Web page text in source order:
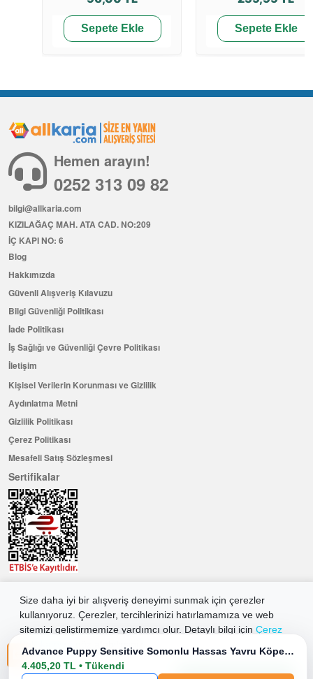
Sepete Ekle Sepete Ekle
Advance Puppy Sensitive Somonlu Hassas Yavru Köpek Maması 12 Kg
4.405,20 TL • Tükendi
Size daha iyi bir alışveriş deneyimi sunmak için çerezler
kullanıyoruz. Çerezler, tercihlerinizi hatırlamamıza ve web
sitemizi geliştirmemize yardımcı olur. Detaylı bilgi için Çerez
Tüm Çerezleri Kabul Et
Hemen arayın!
0252 313 09 82
bilgi@allkaria.com
KIZILAĞAÇ MAH. ATA CAD. NO:209
İÇ KAPI NO: 6
Blog
Hakkımızda
Güvenli Alışveriş Kılavuzu
Bilgi Güvenliği Politikası
İade Politikası
İş Sağlığı ve Güvenliği Çevre Politikası
İletişim
Kişisel Verilerin Korunması ve Gizlilik
Aydınlatma Metni
Gizlilik Politikası
Çerez Politikası
Mesafeli Satış Sözleşmesi
Sertifikalar
Hemen Üye Olun ...ve 100 ₺ değerinde indirim kuponu kazanın
Üye Ol
2026 Allkaria Elektronik Tic. A.Ş. Her Hakkı Saklıdır.